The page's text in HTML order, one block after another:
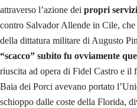
attraverso l’azione dei propri
contro Salvador Allende in Cile,
della dittatura militare di Augusto
“scacco” subito fu ovviamente
riuscita ad opera di Fidel Castro e il
Baia dei Porci avevano portato
schioppo dalle coste della Florida,